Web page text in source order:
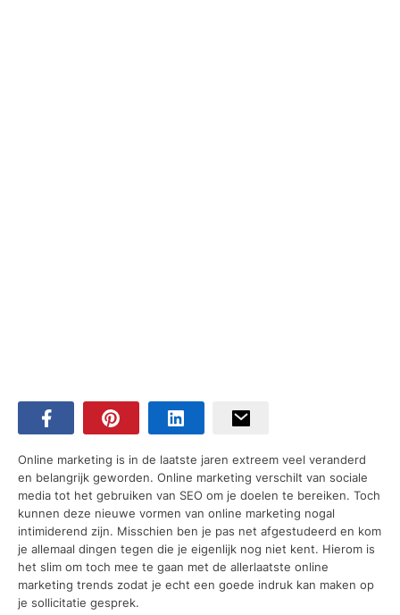
Online marketing is in de laatste jaren extreem veel veranderd
en belangrijk geworden. Online marketing verschilt van sociale
media tot het gebruiken van SEO om je doelen te bereiken. Toch
kunnen deze nieuwe vormen van online marketing nogal
intimiderend zijn. Misschien ben je pas net afgestudeerd en kom
je allemaal dingen tegen die je eigenlijk nog niet kent. Hierom is
het slim om toch mee te gaan met de allerlaatste online
marketing trends zodat je echt een goede indruk kan maken op
je sollicitatie gesprek.